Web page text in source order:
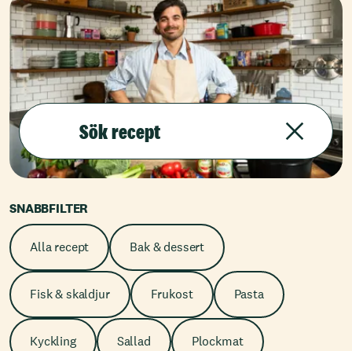
SNABBFILTER
Alla recept Bak & dessert
Fisk & skaldjur Frukost Pasta
Kyckling Sallad Plockmat